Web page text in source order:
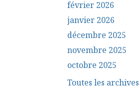
février 2026
janvier 2026
décembre 2025
novembre 2025
octobre 2025
Toutes les archives